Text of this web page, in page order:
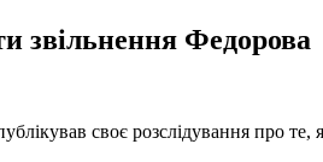
звільнення Федорова
своє розслідування про